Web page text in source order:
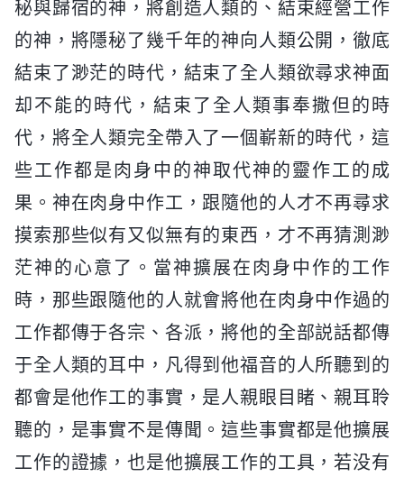
秘與歸宿的神，將創造人類的、結束經營工作
的神，將隱秘了幾千年的神向人類公開，徹底
結束了渺茫的時代，結束了全人類欲尋求神面
却不能的時代，結束了全人類事奉撒但的時
代，將全人類完全帶入了一個嶄新的時代，這
些工作都是肉身中的神取代神的靈作工的成
果。神在肉身中作工，跟隨他的人才不再尋求
摸索那些似有又似無有的東西，才不再猜測渺
茫神的心意了。當神擴展在肉身中作的工作
時，那些跟隨他的人就會將他在肉身中作過的
工作都傳于各宗、各派，將他的全部説話都傳
于全人類的耳中，凡得到他福音的人所聽到的
都會是他作工的事實，是人親眼目睹、親耳聆
聽的，是事實不是傳聞。這些事實都是他擴展
工作的證據，也是他擴展工作的工具，若没有